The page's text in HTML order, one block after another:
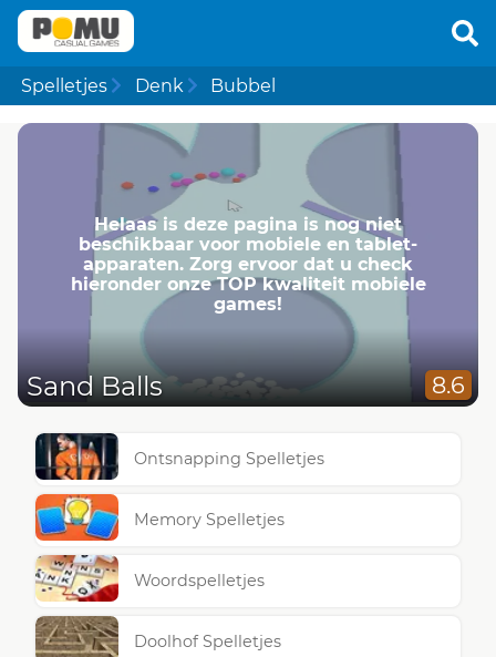
Spelletjes Denk Bubbel
Helaas is deze pagina is nog niet
beschikbaar voor mobiele en tablet-
apparaten. Zorg ervoor dat u check
hieronder onze TOP kwaliteit mobiele
games!
Sand Balls 8.6
Ontsnapping Spelletjes
Memory Spelletjes
Woordspelletjes
Doolhof Spelletjes